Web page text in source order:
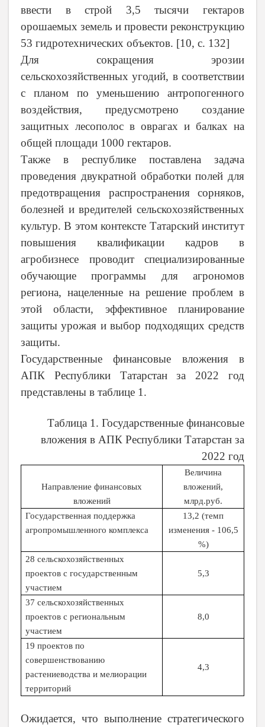
ввести в строй 3,5 тысячи гектаров
орошаемых земель и провести реконструкцию
53 гидротехнических объектов. [10, с. 132]
Для сокращения эрозии
сельскохозяйственных угодий, в соответствии
с планом по уменьшению антропогенного
воздействия, предусмотрено создание
защитных лесополос в оврагах и балках на
общей площади 1000 гектаров.
Также в республике поставлена задача
проведения двукратной обработки полей для
предотвращения распространения сорняков,
болезней и вредителей сельскохозяйственных
культур. В этом контексте Татарский институт
повышения квалификации кадров в
агробизнесе проводит специализированные
обучающие программы для агрономов
региона, нацеленные на решение проблем в
этой области, эффективное планирование
защиты урожая и выбор подходящих средств
защиты.
Государственные финансовые вложения в
АПК Республики Татарстан за 2022 год
представлены в таблице 1.
Таблица 1. Государственные финансовые
вложения в АПК Республики Татарстан за
2022 год
Направление финансовых
вложений
Величина
вложений,
млрд.руб.
Государственная поддержка
агропромышленного комплекса
13,2 (темп
изменения - 106,5
%)
28 сельскохозяйственных
проектов с государственным
участием
5,3
37 сельскохозяйственных
проектов с региональным
участием
8,0
19 проектов по
совершенствованию
растениеводства и мелиорации
территорий
4,3
Ожидается, что выполнение стратегического